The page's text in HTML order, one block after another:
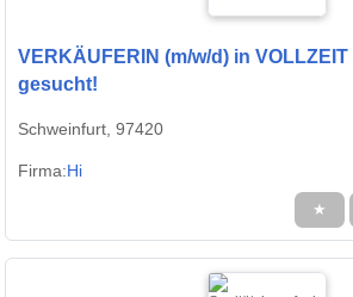
VERKÄUFERIN (m/w/d) in
gesucht!
Schweinfurt, 97420
Firma:Hi
★